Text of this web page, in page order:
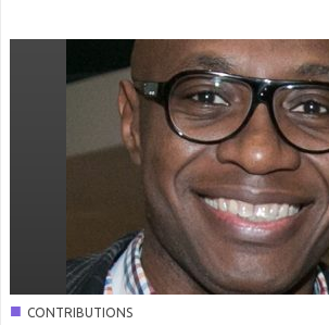
■ CONTRIBUTIONS